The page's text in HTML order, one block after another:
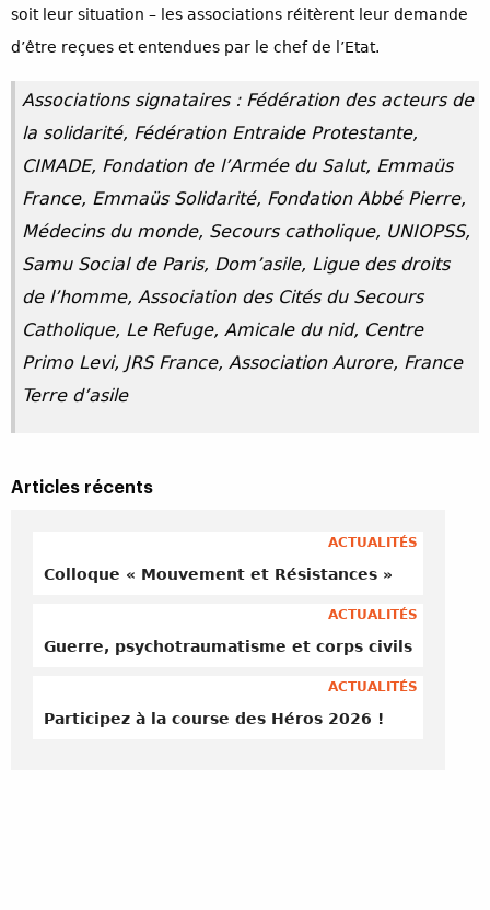
soit leur situation – les associations réitèrent leur demande
d’être reçues et entendues par le chef de l’Etat.
Associations signataires : Fédération des acteurs de
la solidarité, Fédération Entraide Protestante,
CIMADE, Fondation de l’Armée du Salut, Emmaüs
France, Emmaüs Solidarité, Fondation Abbé Pierre,
Médecins du monde, Secours catholique, UNIOPSS,
Samu Social de Paris, Dom’asile, Ligue des droits
de l’homme, Association des Cités du Secours
Catholique, Le Refuge, Amicale du nid, Centre
Primo Levi, JRS France, Association Aurore, France
Terre d’asile
Articles récents
ACTUALITÉS
Colloque « Mouvement et Résistances »
ACTUALITÉS
Guerre, psychotraumatisme et corps civils
ACTUALITÉS
Participez à la course des Héros 2026 !